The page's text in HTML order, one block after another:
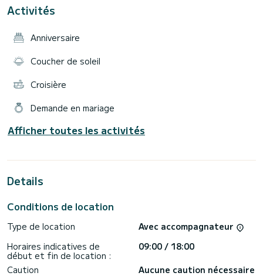
est pourquoi le bateau est équipé de gilets de sauvetage
a votre disposition
toilettes a bord
annexe avec moteur 2.5 cv sans permis
équipement de snorkeling mini bouteille de plongée
Activités
Anniversaire
Coucher de soleil
Croisière
Demande en mariage
Afficher toutes les activités
Details
Conditions de location
Type de location
Avec accompagnateur
Horaires indicatives de
début et fin de location :
09:00 / 18:00
Caution
Aucune caution nécessaire